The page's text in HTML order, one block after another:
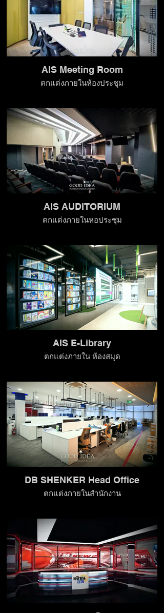
AIS Meeting Room
ตกแต่งภายในห้องประชุม
AIS AUDITORIUM
ตกแต่งภายในหอประชุม
AIS E-Library
ตกแต่งภายใน ห้องสมุด
DB SHENKER Head Office
ตกแต่งภายในสำนักงาน